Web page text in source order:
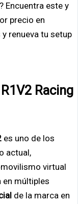
Encuentra este y
precio en
renueva tu setup
Racing
es uno de los
actual,
virtual
múltiples
de la marca en